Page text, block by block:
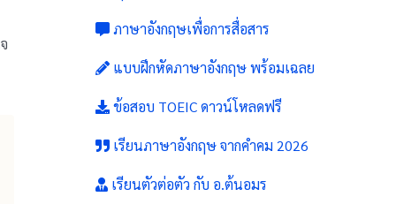
ภาษาอังกฤษเพื่อการสื่อสาร
แบบฝึกหัดภาษาอังกฤษ พร้อมเฉลย
ข้อสอบ TOEIC ดาวน์โหลดฟรี
เรียนภาษาอังกฤษ จากคำคม 2026
เรียนตัวต่อตัว กับ อ.ต้นอมร